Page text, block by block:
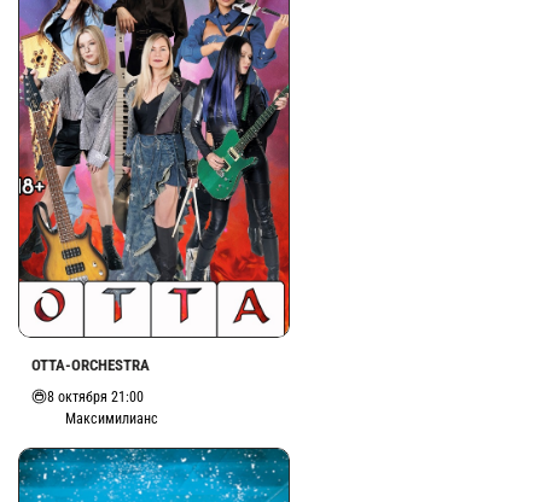
OTTA-ORCHESTRA
8 октября 21:00
Максимилианс